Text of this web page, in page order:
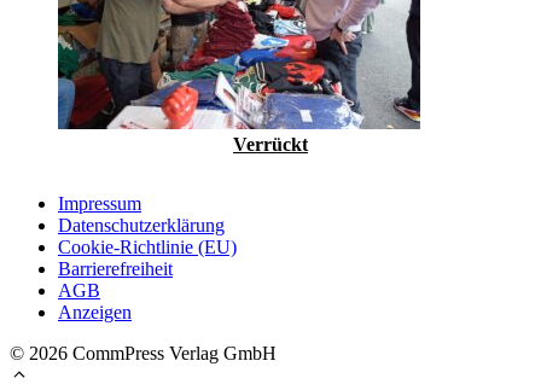
Verrückt
Impressum
Datenschutzerklärung
Cookie-Richtlinie (EU)
Barrierefreiheit
AGB
Anzeigen
© 2026 CommPress Verlag GmbH